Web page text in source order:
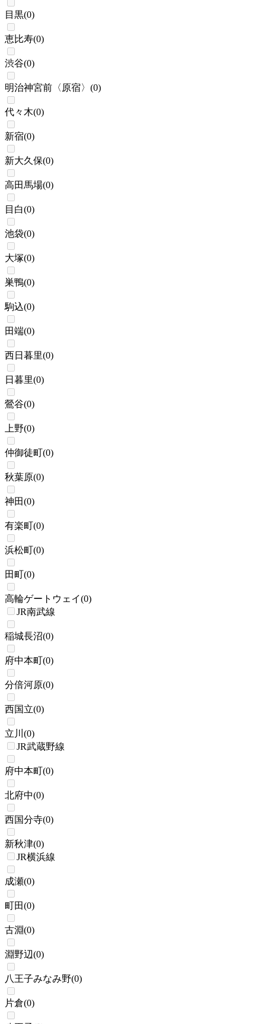
目黒(0)
恵比寿(0)
渋谷(0)
明治神宮前〈原宿〉 (0)
代々木(0)
新宿(0)
新大久保(0)
高田馬場(0)
目白(0)
池袋(0)
大塚(0)
巣鴨(0)
駒込(0)
田端(0)
西日暮里(0)
日暮里(0)
鶯谷(0)
上野(0)
仲御徒町(0)
秋葉原(0)
神田(0)
有楽町(0)
浜松町(0)
田町(0)
高輪ゲートウェイ(0)
JR南武線
稲城長沼(0)
府中本町(0)
分倍河原(0)
西国立(0)
立川 (0)
JR武蔵野線
府中本町(0)
北府中(0)
西国分寺(0)
新秋津(0)
JR横浜線
成瀬(0)
町田(0)
古淵(0)
淵野辺(0)
八王子みなみ野(0)
片倉(0)